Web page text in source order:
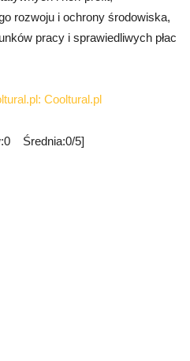
rozwoju i ochrony środowiska,
pracy i sprawiedliwych płac
Cooltural.pl
Średnia:0/5]